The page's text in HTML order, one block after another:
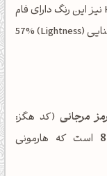
مشکی (Key/Black) است. در فضای رنگی HSL نیز این رنگ دارای فام
(Hue) 7° درجه، اشباع (Saturation) 69% و روشنایی (Lightness) 57%
مرجانی (کد هگز:
است که هارمونی